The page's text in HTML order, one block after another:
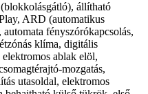
állítható
ARD (automatikus
fényszórókapcsolás,
klíma, digitális
elektromos ablak elöl,
mozgatás,
utasoldal, elektromos